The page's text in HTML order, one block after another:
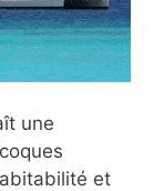
une
et